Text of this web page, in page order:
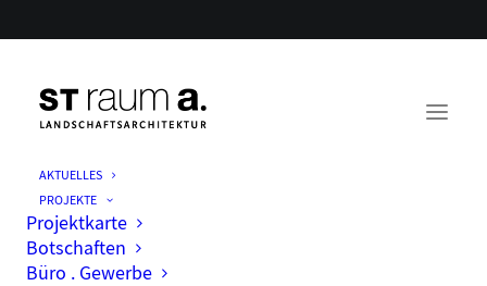
AKTUELLES
PROJEKTE
Projektkarte
Botschaften
Büro . Gewerbe